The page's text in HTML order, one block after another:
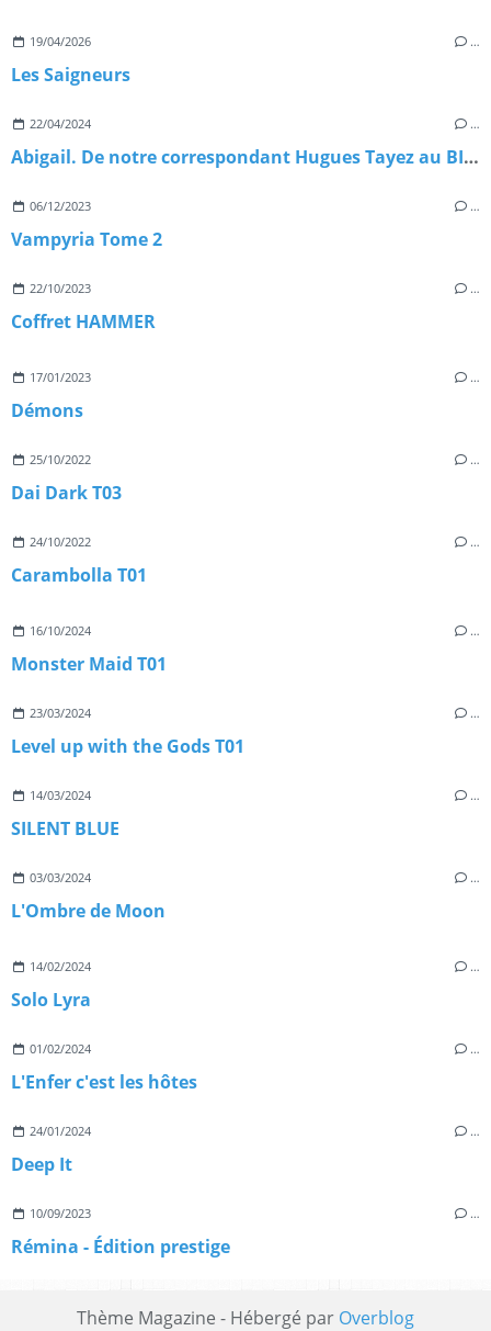
19/04/2026 …
Les Saigneurs
22/04/2024 …
Abigail. De notre correspondant Hugues Tayez au BIFFF 2024
06/12/2023 …
Vampyria Tome 2
22/10/2023 …
Coffret HAMMER
17/01/2023 …
Démons
25/10/2022 …
Dai Dark T03
24/10/2022 …
Carambolla T01
16/10/2024 …
Monster Maid T01
23/03/2024 …
Level up with the Gods T01
14/03/2024 …
SILENT BLUE
03/03/2024 …
L'Ombre de Moon
14/02/2024 …
Solo Lyra
01/02/2024 …
L'Enfer c'est les hôtes
24/01/2024 …
Deep It
10/09/2023 …
Rémina - Édition prestige
Thème Magazine - Hébergé par Overblog